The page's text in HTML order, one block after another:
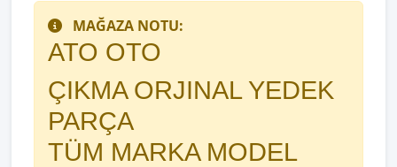
MAĞAZA NOTU:
ATO OTO
ÇIKMA ORJINAL YEDEK
PARÇA
TÜM MARKA MODEL